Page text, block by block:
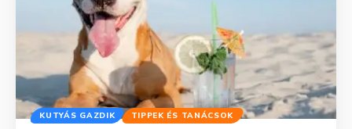
KUTYÁS GAZDIK TIPPEK ÉS TANÁCSOK